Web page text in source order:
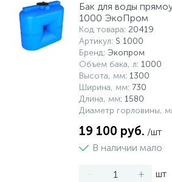
Бак для воды
1000 ЭкоПром
Код товара: 20419
Артикул: S 1000
Бренд: Экопром
Объем бака, л: 1000
Высота, мм: 1300
Ширина, мм: 730
Длина, мм: 1580
Диаметр горловины,
19 100 руб. /шт
В наличии мало
- + шт